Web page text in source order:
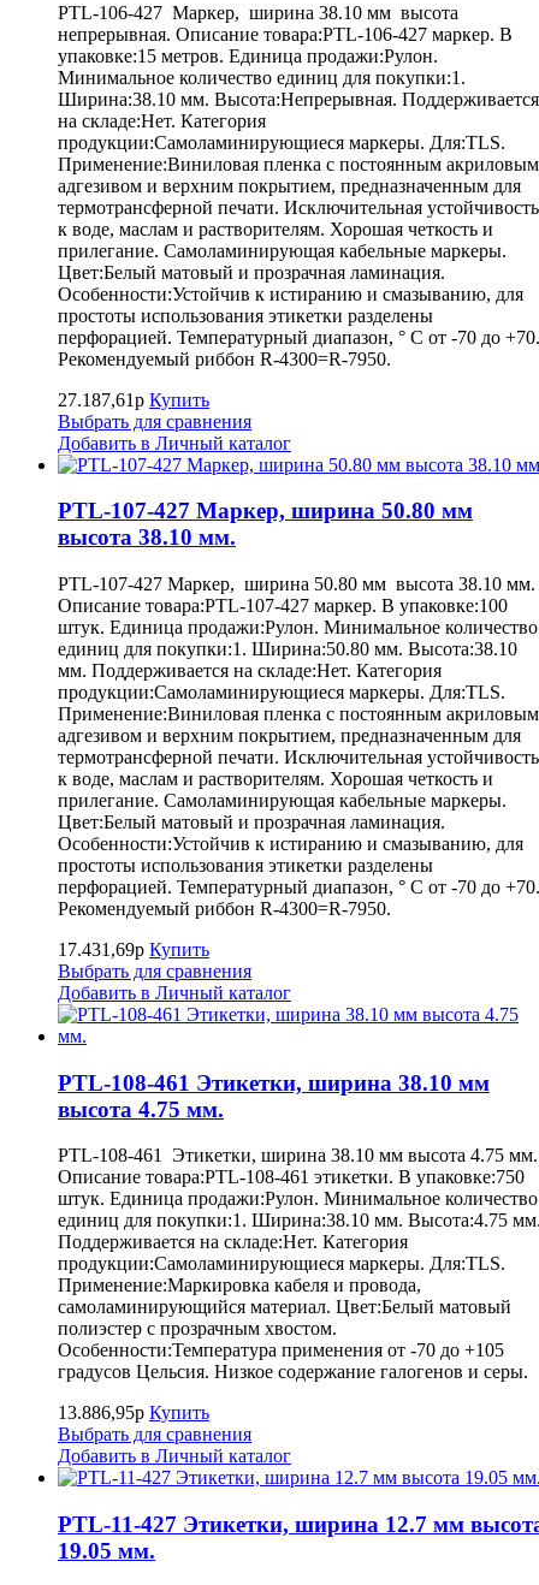
PTL-106-427 Маркер, ширина 38.10 мм высота
непрерывная. Описание товара:PTL-106-427 маркер. В
упаковке:15 метров. Единица продажи:Рулон.
Минимальное количество единиц для покупки:1.
Ширина:38.10 мм. Высота:Непрерывная. Поддерживается
на складе:Нет. Категория
продукции:Самоламинирующиеся маркеры. Для:TLS.
Применение:Виниловая пленка с постоянным акриловым
адгезивом и верхним покрытием, предназначенным для
термотрансферной печати. Исключительная устойчивость
к воде, маслам и растворителям. Хорошая четкость и
прилегание. Самоламинирующая кабельные маркеры.
Цвет:Белый матовый и прозрачная ламинация.
Особенности:Устойчив к истиранию и смазыванию, для
простоты использования этикетки разделены
перфорацией. Температурный диапазон, ° С от -70 до +70.
Рекомендуемый риббон R-4300=R-7950.
27.187,61р Купить
Выбрать для сравнения
Добавить в Личный каталог
PTL-107-427 Маркер, ширина 50.80 мм
высота 38.10 мм.
PTL-107-427 Маркер, ширина 50.80 мм высота 38.10 мм.
Описание товара:PTL-107-427 маркер. В упаковке:100
штук. Единица продажи:Рулон. Минимальное количество
единиц для покупки:1. Ширина:50.80 мм. Высота:38.10
мм. Поддерживается на складе:Нет. Категория
продукции:Самоламинирующиеся маркеры. Для:TLS.
Применение:Виниловая пленка с постоянным акриловым
адгезивом и верхним покрытием, предназначенным для
термотрансферной печати. Исключительная устойчивость
к воде, маслам и растворителям. Хорошая четкость и
прилегание. Самоламинирующая кабельные маркеры.
Цвет:Белый матовый и прозрачная ламинация.
Особенности:Устойчив к истиранию и смазыванию, для
простоты использования этикетки разделены
перфорацией. Температурный диапазон, ° С от -70 до +70.
Рекомендуемый риббон R-4300=R-7950.
17.431,69р Купить
Выбрать для сравнения
Добавить в Личный каталог
PTL-108-461 Этикетки, ширина 38.10 мм
высота 4.75 мм.
PTL-108-461 Этикетки, ширина 38.10 мм высота 4.75 мм.
Описание товара:PTL-108-461 этикетки. В упаковке:750
штук. Единица продажи:Рулон. Минимальное количество
единиц для покупки:1. Ширина:38.10 мм. Высота:4.75
Поддерживается на складе:Нет. Категория
продукции:Самоламинирующиеся маркеры. Для:TLS.
Применение:Маркировка кабеля и провода,
самоламинирующийся материал. Цвет:Белый матовый
полиэстер с прозрачным хвостом.
Особенности:Температура применения от -70 до +105
градусов Цельсия. Низкое содержание галогенов и серы.
13.886,95р Купить
Выбрать для сравнения
Добавить в Личный каталог
PTL-11-427 Этикетки, ширина 12.7 мм
19.05 мм.